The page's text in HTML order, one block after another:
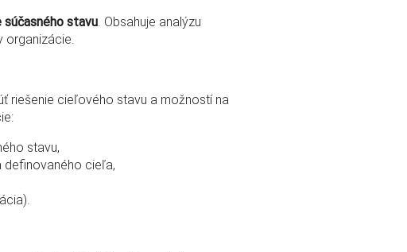
stavu. Obsahuje analýzu
organizácie.
riešenie cieľového stavu a možností na
stavu,
definovaného cieľa,